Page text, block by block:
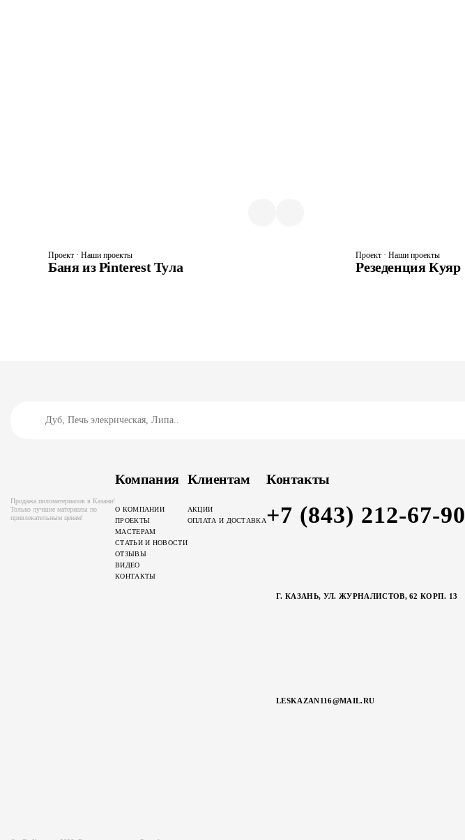
Проект · Наши проекты
Баня из Pinterest Тула
Проект · Наши проекты
Резеденция Куяр
Продажа пиломатериалов в Казани!
Только лучшие материалы по
привлекательным ценам!
Компания
О КОМПАНИИ
ПРОЕКТЫ
МАСТЕРАМ
СТАТЬИ И НОВОСТИ
ОТЗЫВЫ
ВИДЕО
КОНТАКТЫ
Клиентам
АКЦИИ
ОПЛАТА И ДОСТАВКА
Контакты
+7 (843) 212-67-90
Г. КАЗАНЬ, УЛ. ЖУРНАЛИСТОВ, 62 КОРП. 13
LESKAZAN116@MAIL.RU